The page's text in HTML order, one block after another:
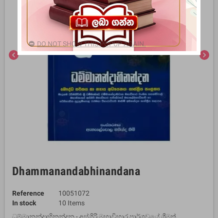
chevron_left chevron_right
Dhammanandabhinandana
Reference
10051072
In stock
10 Items
DO NOT SHOW THIS POPUP AGAIN.